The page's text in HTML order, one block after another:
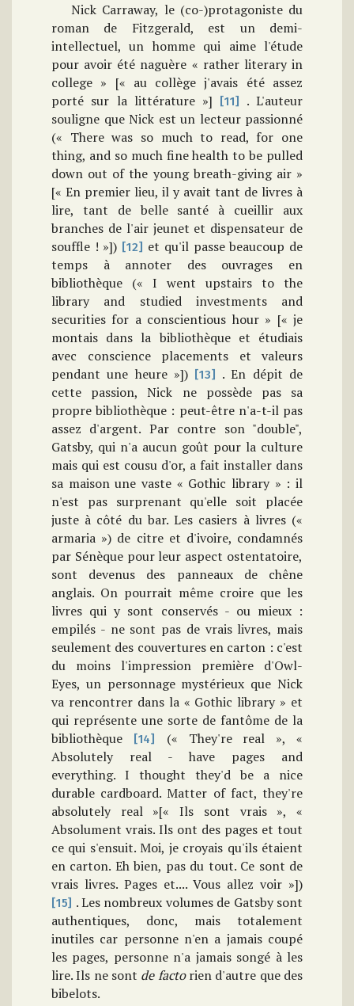
Nick Carraway, le (co-)protagoniste du
roman de Fitzgerald, est un demi-
intellectuel, un homme qui aime l'étude
pour avoir été naguère « rather literary in
college » [« au collège j'avais été assez
porté sur la littérature »]
[11]
. L'auteur
souligne que Nick est un lecteur passionné
(« There was so much to read, for one
thing, and so much fine health to be pulled
down out of the young breath-giving air »
[« En premier lieu, il y avait tant de livres à
lire, tant de belle santé à cueillir aux
branches de l'air jeunet et dispensateur de
souffle ! »]) [12] et qu'il passe beaucoup de
temps à annoter des ouvrages en
bibliothèque (« I went upstairs to the
library and studied investments and
securities for a conscientious hour » [« je
montais dans la bibliothèque et étudiais
avec conscience placements et valeurs
pendant une heure »])
[13]
. En dépit de
cette passion, Nick ne possède pas sa
propre bibliothèque : peut-être n'a-t-il pas
assez d'argent. Par contre son "double",
Gatsby, qui n'a aucun goût pour la culture
mais qui est cousu d'or, a fait installer dans
sa maison une vaste « Gothic library » : il
n'est pas surprenant qu'elle soit placée
juste à côté du bar. Les casiers à livres («
armaria ») de citre et d'ivoire, condamnés
par Sénèque pour leur aspect ostentatoire,
sont devenus des panneaux de chêne
anglais. On pourrait même croire que les
livres qui y sont conservés - ou mieux :
empilés - ne sont pas de vrais livres, mais
seulement des couvertures en carton : c'est
du moins l'impression première d'Owl-
Eyes, un personnage mystérieux que Nick
va rencontrer dans la « Gothic library » et
qui représente une sorte de fantôme de la
bibliothèque
[14]
(« They're real », «
Absolutely real - have pages and
everything. I thought they'd be a nice
durable cardboard. Matter of fact, they're
absolutely real »[« Ils sont vrais », «
Absolument vrais. Ils ont des pages et tout
ce qui s'ensuit. Moi, je croyais qu'ils étaient
en carton. Eh bien, pas du tout. Ce sont de
vrais livres. Pages et.... Vous allez voir »])
[15] . Les nombreux volumes de Gatsby sont
authentiques, donc, mais totalement
inutiles car personne n'en a jamais coupé
les pages, personne n'a jamais songé à les
lire. Ils ne sont de factorien d'autre que des
bibelots.